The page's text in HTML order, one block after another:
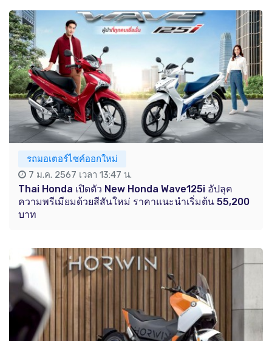
รถมอเตอร์ไซค์ออกใหม่
7 ม.ค. 2567 เวลา 13:47 น.
Thai Honda เปิดตัว New Honda Wave125i อัปลุค
ความพรีเมียมด้วยสีสันใหม่ ราคาแนะนำเริ่มต้น 55,200
บาท